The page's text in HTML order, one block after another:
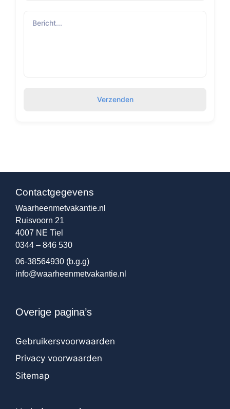
Verzenden
Contactgegevens
Waarheenmetvakantie.nl
Ruisvoorn 21
4007 NE Tiel
0344 – 846 530
06-38564930 (b.g.g)
info@waarheenmetvakantie.nl
Overige pagina’s
Gebruikersvoorwaarden
Privacy voorwaarden
Sitemap